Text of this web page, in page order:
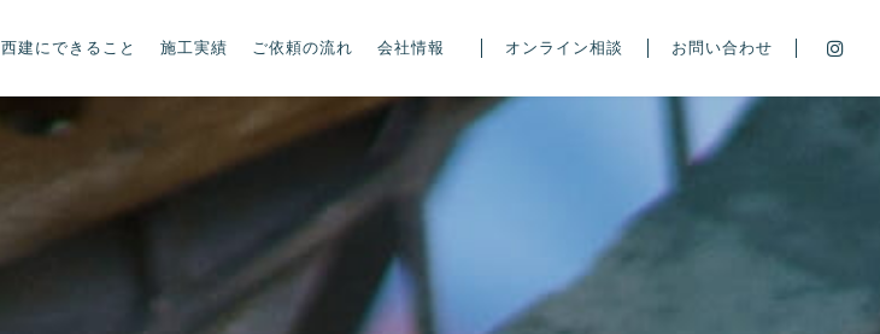
西建にできること 施工実績 ご依頼の流れ 会社情報 オンライン相談 お問い合わせ